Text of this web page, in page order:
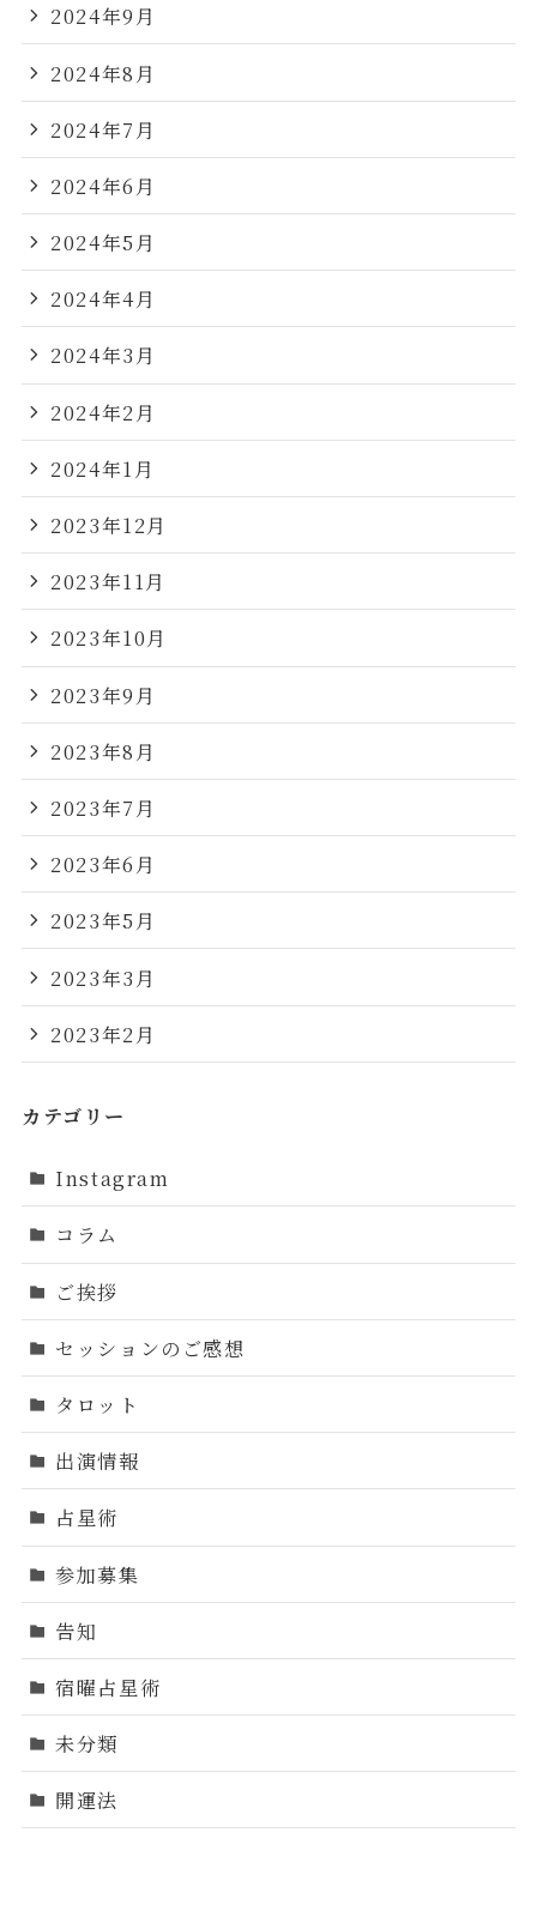
2024年9月
2024年8月
2024年7月
2024年6月
2024年5月
2024年4月
2024年3月
2024年2月
2024年1月
2023年12月
2023年11月
2023年10月
2023年9月
2023年8月
2023年7月
2023年6月
2023年5月
2023年3月
2023年2月
カテゴリー
Instagram
コラム
ご挨拶
セッションのご感想
タロット
出演情報
占星術
参加募集
告知
宿曜占星術
未分類
開運法